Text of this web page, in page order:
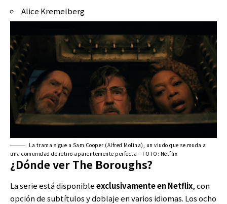
Alice Kremelberg
La trama sigue a Sam Cooper (Alfred Molina), un viudo que se muda a
una comunidad de retiro aparentemente perfecta – FOTO: Netflix
¿Dónde ver The Boroughs?
La serie está disponibleexclusivamente en Netflix, con
opción de subtítulos y doblaje en varios idiomas. Los ocho